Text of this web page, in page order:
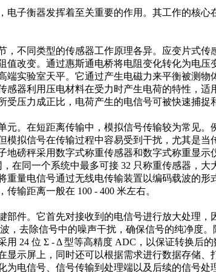
电子衡器发挥着至关重要的作用。其工作的核
，不同类型的传感器工作原理各异。应变片式
值改变。通过惠斯通电桥将电阻变化转化为电
端实验室天平。它通过产生电磁力来平衡被测
感器利用压电材料在受力时产生电荷的特性，
压力成正比，电荷产生的电信号可被快速捕捉
元。在短距离传输中，模拟信号传输较为常见
模拟信号在传输过程中容易受到干扰，尤其是
磅秤采用数字式称重传感器和数字式称重显
在同一个系统中最多可接 32 只称重传感器，
重量电信号通过无线电传输装置以编码载波的
输距离一般在 100 - 400 米左右。​
部件。它首先对接收到的电信号进行放大处理
，去除信号中的噪声干扰，确保信号的纯净度
24 位 Σ - Δ 型等高精度 ADC，以保证转换后
示屏上，同时还可以根据需求进行数据存储、
为电信号、信号传输到处理端以及后续的信号